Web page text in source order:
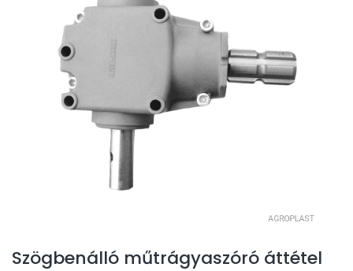
Szögbenálló műtrágyaszóró áttétel